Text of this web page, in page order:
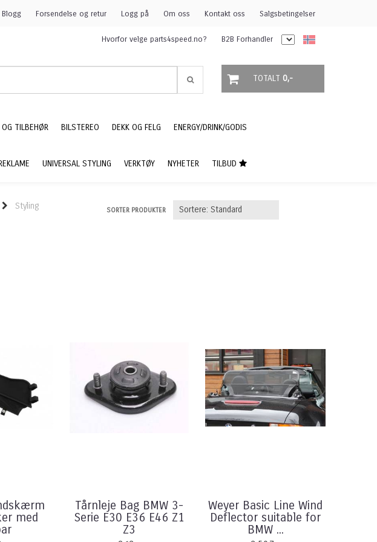
Blogg Forsendelse og retur Logg på Om oss Kontakt oss Salgsbetingelser
Hvorfor velge parts4speed.no? B2B Forhandler
TOTALT 0,-
OG TILBEHØR BILSTEREO DEKK OG FELG ENERGY/DRINK/GODIS
UNIVERSAL STYLING VERKTØY NYHETER TILBUD
Styling
SORTER PRODUKTER
med
Tårnleje Bag BMW 3-
Serie E30 E36 E46 Z1
Z3
Weyer Basic Line Wind
Deflector suitable for
BMW ...